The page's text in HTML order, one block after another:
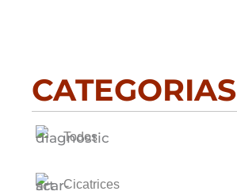
CATEGORIAS
Todos
Cicatrices